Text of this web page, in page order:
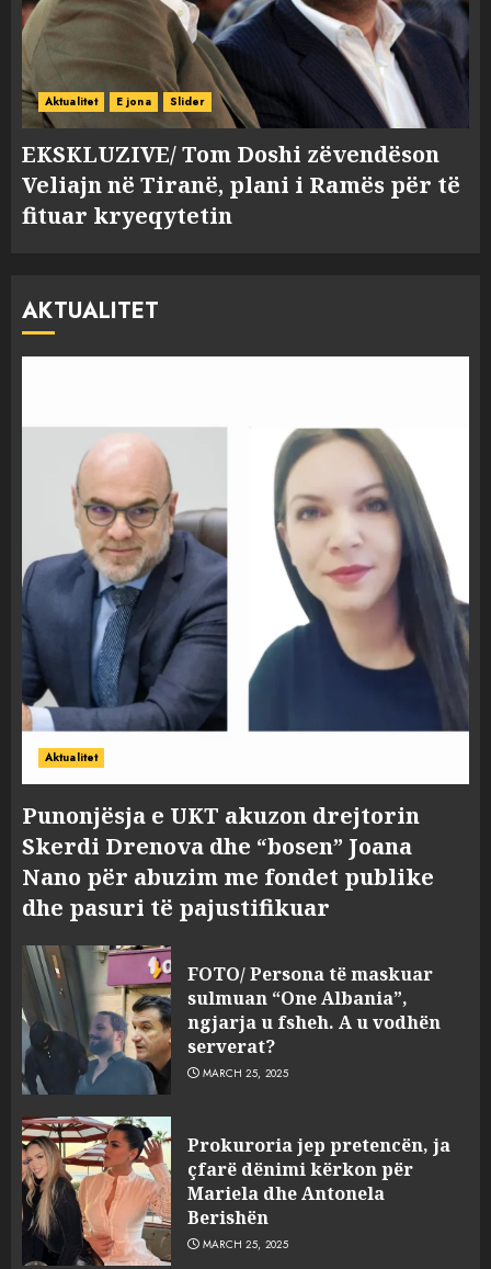
Aktualitet E jona Slider
EKSKLUZIVE/ Tom Doshi zëvendëson
Veliajn në Tiranë, plani i Ramës për të
fituar kryeqytetin
AKTUALITET
Aktualitet
Punonjësja e UKT akuzon drejtorin
Skerdi Drenova dhe “bosen” Joana
Nano për abuzim me fondet publike
dhe pasuri të pajustifikuar
FOTO/ Persona të maskuar
sulmuan “One Albania”,
ngjarja u fsheh. A u vodhën
serverat?
MARCH 25, 2025
Prokuroria jep pretencën, ja
çfarë dënimi kërkon për
Mariela dhe Antonela
Berishën
MARCH 25, 2025